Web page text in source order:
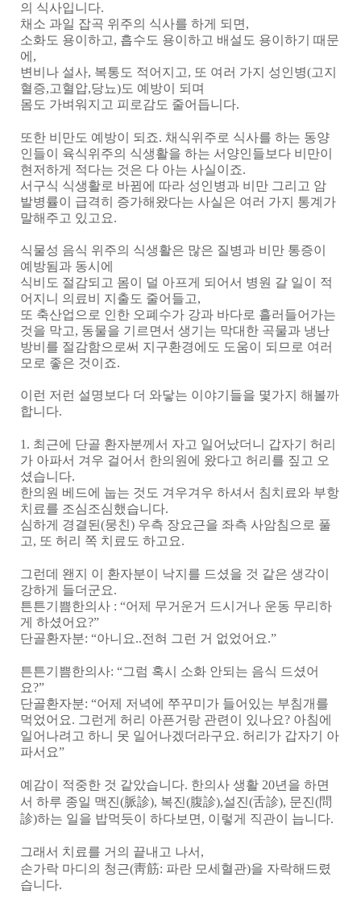
의 식사입니다.
채소 과일 잡곡 위주의 식사를 하게 되면 ,
소화도 용이하고, 흡수도 용이하고 배설도 용이하기 때문
에 ,
변비나 설사, 복통도 적어지고, 또 여러 가지 성인병(고지
혈증,고혈압,당뇨)도 예방이 되며
몸도 가벼워지고 피로감도 줄어듭니다.
또한 비만도 예방이 되죠. 채식위주로 식사를 하는 동양
인들이 육식위주의 식생활을 하는 서양인들보다 비만이
현저하게 적다는 것은 다 아는 사실이죠.
서구식 식생활로 바뀜에 따라 성인병과 비만 그리고 암
발병률이 급격히 증가해왔다는 사실은 여러 가지 통계가
말해주고 있고요.
식물성 음식 위주의 식생활은 많은 질병과 비만 통증이
예방됨과 동시에
식비도 절감되고 몸이 덜 아프게 되어서 병원 갈 일이 적
어지니 의료비 지출도 줄어들고,
또 축산업으로 인한 오폐수가 강과 바다로 흘러들어가는
것을 막고, 동물을 기르면서 생기는 막대한 곡물과 냉난
방비를 절감함으로써 지구환경에도 도움이 되므로 여러
모로 좋은 것이죠.
이런 저런 설명보다 더 와닿는 이야기들을 몇가지 해볼까
합니다.
1. 최근에 단골 환자분께서 자고 일어났더니 갑자기 허리
가 아파서 겨우 걸어서 한의원에 왔다고 허리를 짚고 오
셨습니다.
한의원 베드에 눕는 것도 겨우겨우 하셔서 침치료와 부항
치료를 조심조심했습니다.
심하게 경결된 (뭉친 ) 우측 장요근을 좌측 사암침으로 풀
고, 또 허리 쪽 치료도 하고요.
그런데 왠지 이 환자분이 낙지를 드셨을 것 같은 생각이
강하게 들더군요.
튼튼기쁨한의사 : “어제 무거운거 드시거나 운동 무리하
게 하셨어요?”
단골환자분: “아니요..전혀 그런 거 없었어요.”
튼튼기쁨한의사: “그럼 혹시 소화 안되는 음식 드셨어
요?”
단골환자분: “어제 저녁에 쭈꾸미가 들어있는 부침개를
먹었어요. 그런게 허리 아픈거랑 관련이 있나요? 아침에
일어나려고 하니 못 일어나겠더라구요. 허리가 갑자기 아
파서요”
예감이 적중한 것 같았습니다. 한의사 생활 20년을 하면
서 하루 종일 맥진 (脈診), 복진 (腹診),설진 (舌診), 문진 (問
診)하는 일을 밥먹듯이 하다보면 , 이렇게 직관이 늡니다.
그래서 치료를 거의 끝내고 나서 ,
손가락 마디의 청근(靑筋: 파란 모세혈관)을 자락해드렸
습니다.